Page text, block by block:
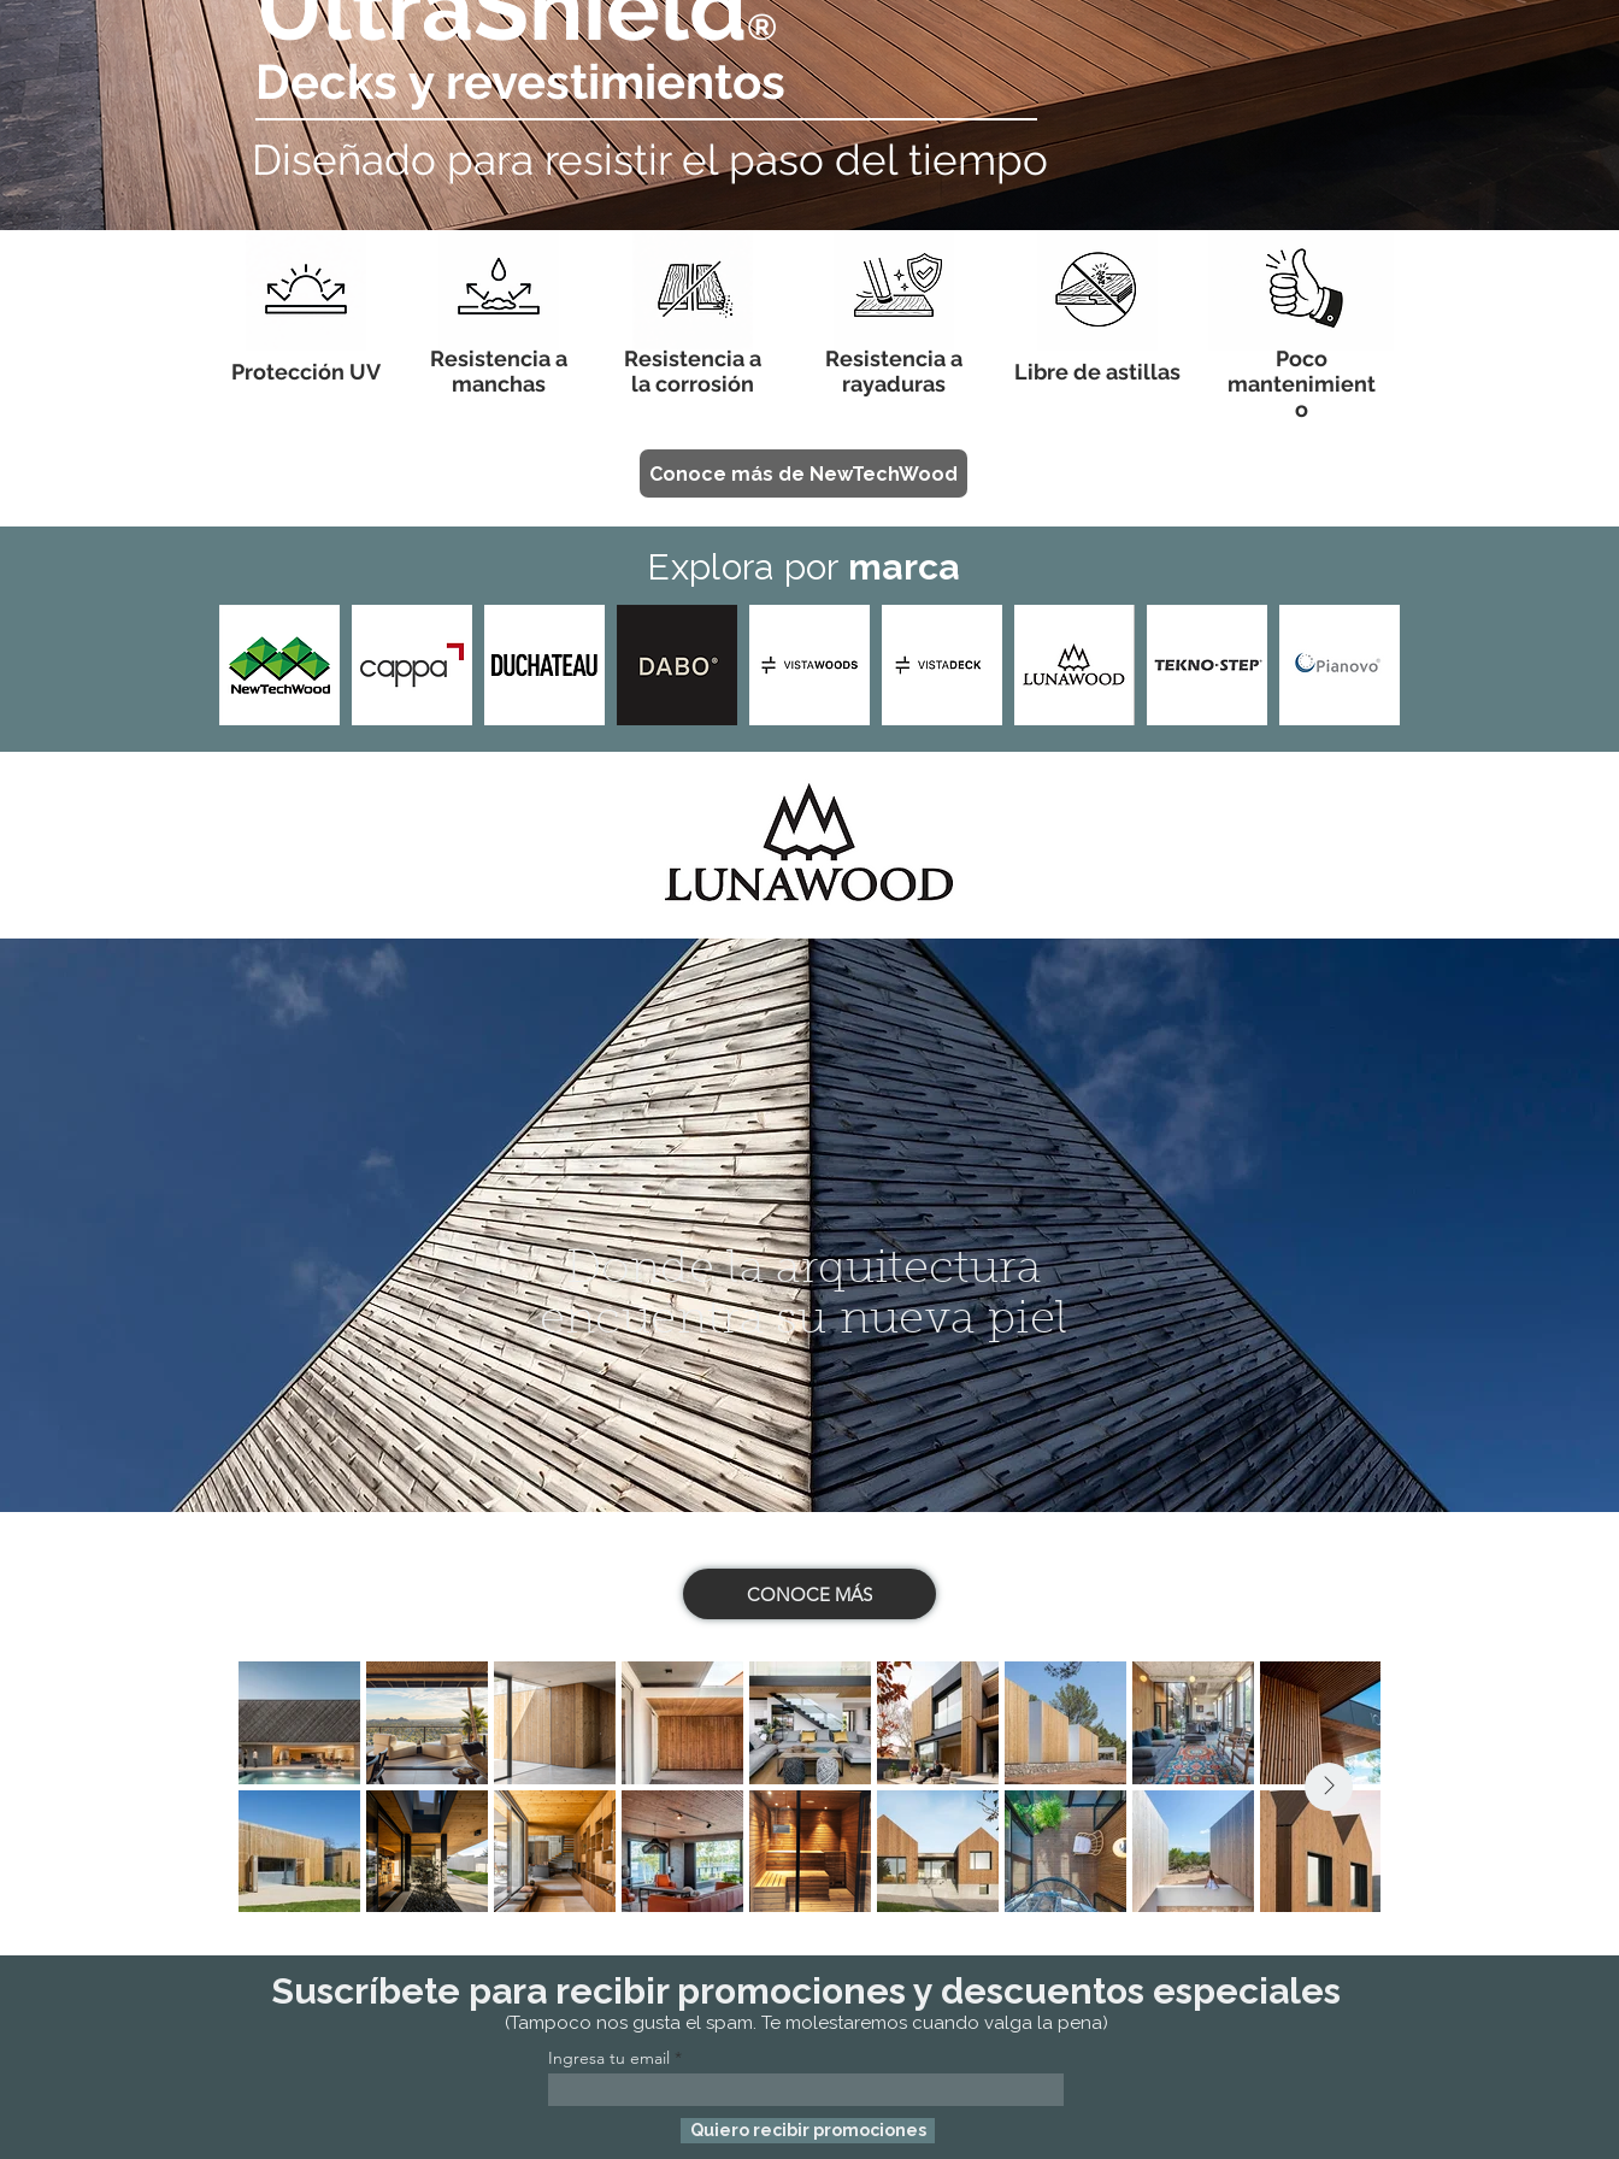
®
Decks y revestimientos
Diseñado para resistir el paso del tiempo
Protección UV
Resistencia a
manchas
Resistencia a
la corrosión
Resistencia a
rayaduras
Libre de astillas
Poco
mantenimient
o
Conoce más de NewTechWood
Explora por marca
Donde la arquitectura
encuentra su nueva piel
CONOCE MÁS
Suscríbete para recibir promociones y descuentos especiales
(Tampoco nos gusta el spam. Te molestaremos cuando valga la pena)
Ingresa tu email
Quiero recibir promociones